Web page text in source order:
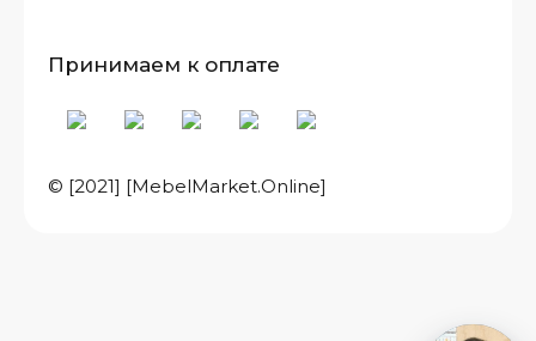
© [2021] [MebelMarket.Online]
Принимаем к оплате